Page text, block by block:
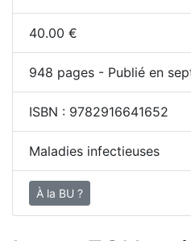
40.00 €
948 pages - Publié en
ISBN : 9782916641652
Maladies infectieuses
À la BU ?